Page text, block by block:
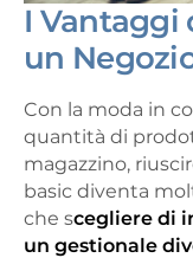
I Vantaggi
un
Con la moda in
quantità di
magazzino,
basic diventa
che scegliere di
un gestionale